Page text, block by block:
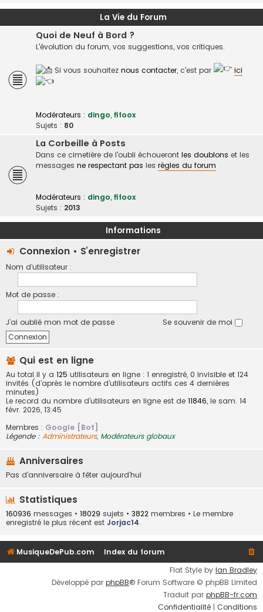
La Vie du Forum
Quoi de Neuf à Bord ?
L'évolution du forum, vos suggestions, vos critiques.
Si vous souhaitez nous contacter, c'est par ici
Modérateurs : dingo, fifoox
Sujets : 80
La Corbeille à Posts
Dans ce cimetière de l'oubli échoueront les doublons et les
messages ne respectant pas les règles du forum
Modérateurs : dingo, fifoox
Sujets : 2013
Informations
Connexion • S’enregistrer
Nom d’utilisateur :
Mot de passe :
J’ai oublié mon mot de passe Se souvenir de moi
Qui est en ligne
Au total il y a 125 utilisateurs en ligne : 1 enregistré, 0 invisible et 124
invités (d’après le nombre d’utilisateurs actifs ces 4 dernières
minutes)
Le record du nombre d’utilisateurs en ligne est de 11846, le sam. 14
févr. 2026, 13:45
Membres : Google [Bot]
Légende : Administrateurs, Modérateurs globaux
Anniversaires
Pas d’anniversaire à fêter aujourd’hui
Statistiques
160936 messages • 18029 sujets • 3822 membres • Le membre
enregistré le plus récent est Jorjac14.
MusiqueDePub.com
Index du forum
Flat Style by Ian Bradley
Développé par phpBB® Forum Software © phpBB Limited
Traduit par phpBB-fr.com
Confidentialité | Conditions